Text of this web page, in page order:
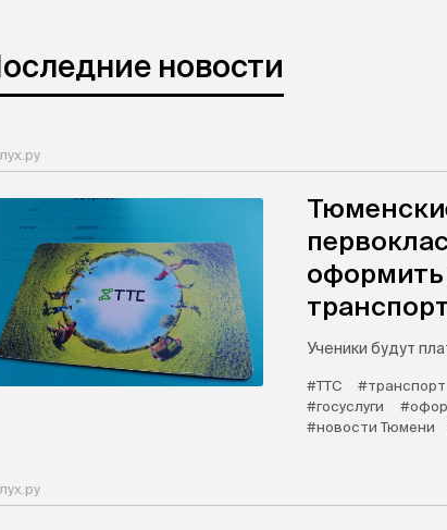
новости
Ученики будут
#ТТС #транспорт
#госуслуги
#новости Тюмени